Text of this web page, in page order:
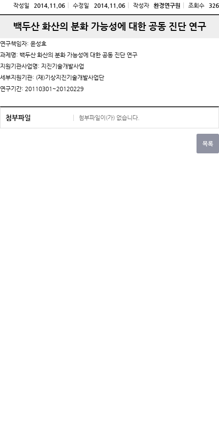
작성일 2014.11.06 수정일 2014.11.06 작성자 환경연구원 조회수 326
백두산 화산의 분화 가능성에 대한 공동 진단 연구
연구책임자: 윤성효
과제명: 백두산 화산의 분화 가능성에 대한 공동 진단 연구
지원기관사업명: 지진기술개발사업
세부지원기관: (재)기상지진기술개발사업단
연구기간: 20110301~20120229
첨부파일 첨부파일이(가) 없습니다.